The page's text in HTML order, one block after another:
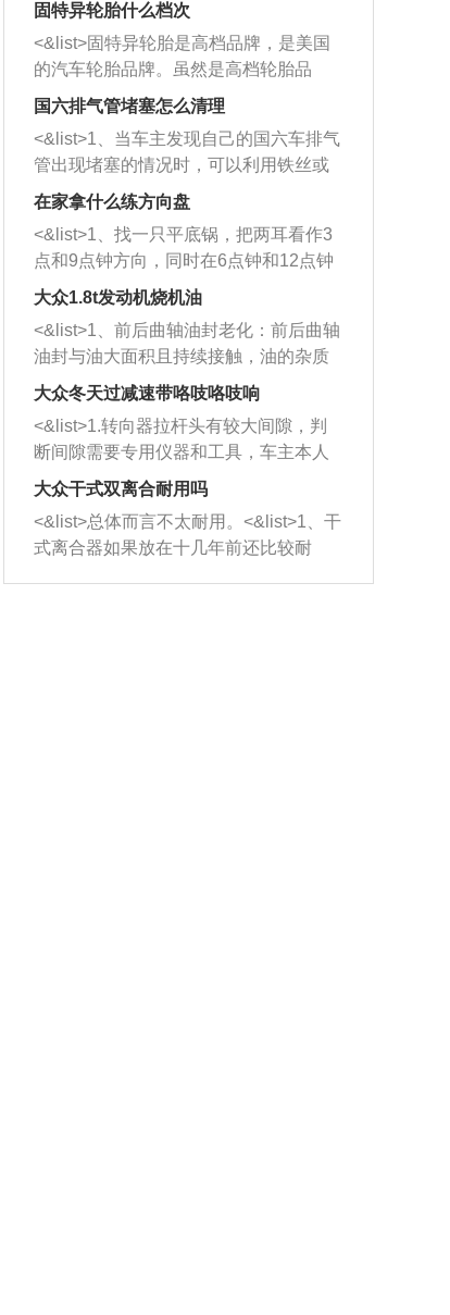
固特异轮胎什么档次
<&list>固特异轮胎是高档品牌，是美国
的汽车轮胎品牌。虽然是高档轮胎品
牌，但是中高低端的轮胎都有生产，这
也是为了更好的开拓市场。
国六排气管堵塞怎么清理
<&list>1、当车主发现自己的国六车排气
管出现堵塞的情况时，可以利用铁丝或
者是细棍，直接将杂物给取出来，如果
堵塞情况比较严重，也可以采取应急措
施。 <&list>2、直接利用木棍将所有的
杂物推到排气管里面的位置处，然后将
三元催化器拆解开，就可以将堵塞的东
西取出来。但如果是因为积碳过多引起
的堵塞，就需要将三元催化器泡在草酸
洗剂对堵塞的情况得到解决，将清洗剂
放在燃油箱中，与燃油混合后，车辆启
动时，就可以和汽油一起进入到燃烧
室，最后形成废气排出，就可以让三元
催化器得到清洗，排气管堵塞的情况就
能够得到解决。
在家拿什么练方向盘
<&list>1、找一只平底锅，把两耳看作3
点和9点钟方向，同时在6点钟和12点钟
方向做一个标记。 <&list>2、双手握住
一圈半的练习，往右同样也要打相同的
圈数。 <&list>3、最后强调要反复练
习，这样就可以形成肌肉记忆，在真实
驾驶车辆时，不需要记忆也能打好方
向。
大众1.8t发动机烧机油
<&list>1、前后曲轴油封老化：前后曲轴
油封与油大面积且持续接触，油的杂质
和发动机内持续温度变化使其密封效果
逐渐减弱，导致渗油或漏油。<&list>2、
活塞间隙过大：积碳会使活塞环与缸体
的间隙扩大，导致机油流入燃烧室中，
造成烧机油。<&list>3、机油粘度。使用
机油粘度过小的话，同样会有烧机油现
象，机油粘度过小具有很好的流动性，
大众冬天过减速带咯吱咯吱响
<&list>1.转向器拉杆头有较大间隙，判
断间隙需要专用仪器和工具，车主本人
无法制作，需要将车辆送到修理厂或4s
店；<&list>2.车辆半轴套管防尘罩破
裂，破裂后会出现漏油现象，使半轴磨
损严重，磨损的半轴容易损坏，产生异
响；<&list>3.稳定器的转向胶套和球头
大众干式双离合耐用吗
<&list>总体而言不太耐用。<&list>1、干
式离合器如果放在十几年前还比较耐